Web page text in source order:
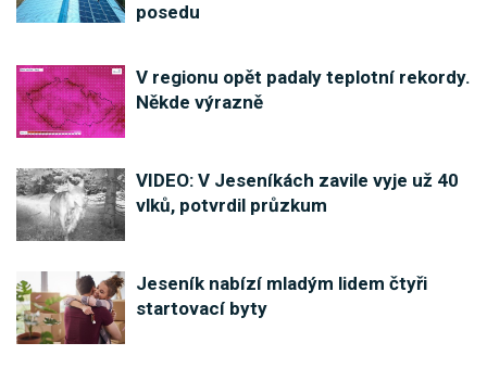
posedu
V regionu opět padaly teplotní rekordy.
Někde výrazně
VIDEO: V Jeseníkách zavile vyje už 40
vlků, potvrdil průzkum
Jeseník nabízí mladým lidem čtyři
startovací byty